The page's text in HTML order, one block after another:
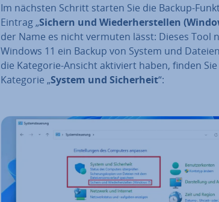
Im nächsten Schritt starten Sie die Backup-
Eintrag „Sichern und Wie­der­her­stel­len
der Name es nicht vermuten lässt: Dieses Tool
Windows 11 ein Backup von System und
die Kategorie-Ansicht aktiviert haben, finden
Kategorie „System und Si­cher­heit“: